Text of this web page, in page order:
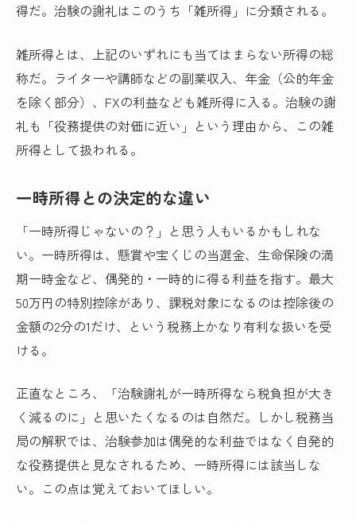
得だ。治験の謝礼はこのうち「雑所得」に分類される。
雑所得とは、上記のいずれにも当てはまらない所得の総
称だ。ライターや講師などの副業収入、年金（公的年金
を除く部分）、FXの利益なども雑所得に入る。治験の謝
礼も「役務提供の対価に近い」という理由から、この雑
所得として扱われる。
一時所得との決定的な違い
「一時所得じゃないの？」と思う人もいるかもしれな
い。一時所得は、懸賞や宝くじの当選金、生命保険の満
期一時金など、偶発的・一時的に得る利益を指す。最大
50万円の特別控除があり、課税対象になるのは控除後の
金額の2分の1だけ、という税務上かなり有利な扱いを受
ける。
正直なところ、「治験謝礼が一時所得なら税負担が大き
く減るのに」と思いたくなるのは自然だ。しかし税務当
局の解釈では、治験参加は偶発的な利益ではなく自発的
な役務提供と見なされるため、一時所得には該当しな
い。この点は覚えておいてほしい。